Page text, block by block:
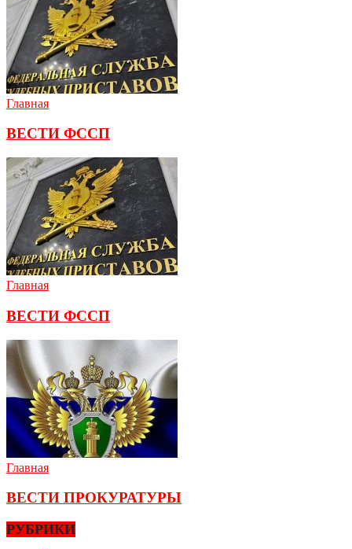
Главная
ВЕСТИ ФССП
Главная
ВЕСТИ ФССП
Главная
ВЕСТИ ПРОКУРАТУРЫ
РУБРИКИ